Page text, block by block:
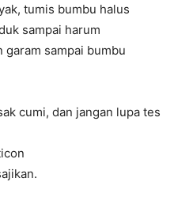
tumis bumbu halus
sampai harum
garam sampai bumbu
cumi, dan jangan lupa tes